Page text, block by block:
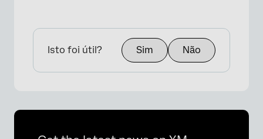
Isto foi útil? Sim Não